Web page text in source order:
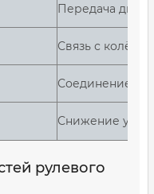
Передача
Связь с
Соединение с
Снижение
рулевого